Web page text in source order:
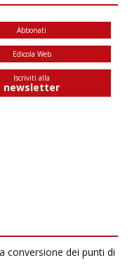
Abbonati
Edicola Web
Iscriviti alla
newsletter
conversione dei punti di